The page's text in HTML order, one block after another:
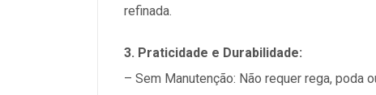
refinada.
3. Praticidade e Durabilidade:
– Sem Manutenção: Não requer rega,